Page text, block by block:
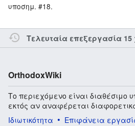
υποσημ. #18.
Τελευταία επεξεργασία 15
OrthodoxWiki
Το περιεχόμενο είναι διαθέσιμο
εκτός αν αναφέρεται
Ιδιωτικότητα
Επιφάνεια